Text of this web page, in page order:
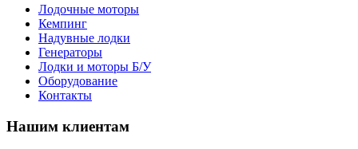
Лодочные моторы
Кемпинг
Надувные лодки
Генераторы
Лодки и моторы Б/У
Оборудование
Контакты
Нашим клиентам